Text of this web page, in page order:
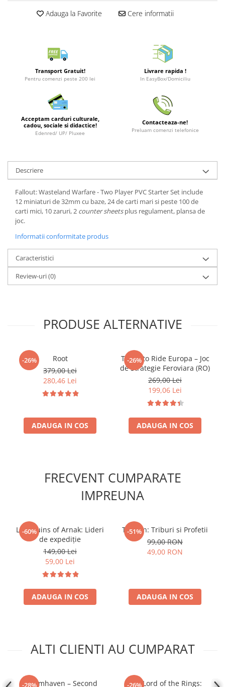
Merch Lex Hobby Store
Cani/Pahare
Brelocuri
Decoratiuni
Fesuri
Studio Ghibli/My Neighbor
Totoro/Kiki etc
Minecraft
Carnetele
Dragon Ball
Pokemon
Lord of The Rings
Sailor Moon
Harry Potter
Collectibles
Book Nooks
Hello Kitty - Produse Oficiale
Comic Books (Benzi Desenate)
Trading Card Games
DragonBallZ
Pokemon TCG
Cardfight!! Vanguard
Flesh and Blood
Adauga la Favorite Cere informatii
Transport Gratuit!
Pentru comenzi peste 200 lei
Livrare rapida !
In EasyBox/Domiciliu
Acceptam carduri culturale,
cadou, sociale si didactice!
Edenred/ UP/ Pluxee
Contacteaza-ne!
Preluam comenzi telefonice
Descriere
Fallout: Wasteland Warfare - Two Player PVC Starter Set include
12 miniaturi de 32mm cu baze, 24 de carti mari si peste 100 de
carti mici, 10 zaruri, 2 counter sheetsplus regulament, plansa de
joc.
Informatii conformitate produs
Caracteristici
Review-uri(0)
PRODUSE ALTERNATIVE
-26%
Root
379,00 Lei
280,46 Lei
ADAUGA IN COS
-26%
Ticket to Ride Europa – Joc
de Strategie Feroviara (RO)
269,00 Lei
199,06 Lei
ADAUGA IN COS
FRECVENT CUMPARATE
IMPREUNA
-60%
Lost Ruins of Arnak: Lideri
de expediție
149,00 Lei
59,00 Lei
ADAUGA IN COS
-51%
Tzolk'in: Triburi si Profetii
99,00 RON
49,00 RON
ADAUGA IN COS
ALTI CLIENTI AU CUMPARAT
-28%
Gloomhaven – Second -26%
The Lord of the Rings: